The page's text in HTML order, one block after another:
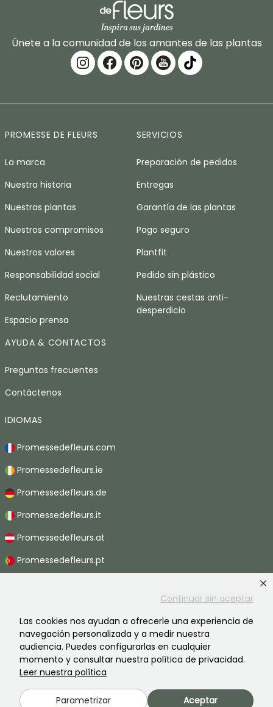
Continuar sin aceptar
Las cookies nos ayudan a ofrecerle una experiencia de
navegación personalizada y a medir nuestra
audiencia. Puedes configurarlas en cualquier
momento y consultar nuestra política de privacidad.
Leer nuestra política
Parametrizar Aceptar
Únete a la comunidad de los amantes de las plantas
PROMESSE DE FLEURS
La marca
Nuestra historia
Nuestras plantas
Nuestros compromisos
Nuestros valores
Responsabilidad social
Reclutamiento
Espacio prensa
SERVICIOS
Preparación de pedidos
Entregas
Garantía de las plantas
Pago seguro
Plantfit
Pedido sin plástico
Nuestras cestas anti-
desperdicio
AYUDA & CONTACTOS
Preguntas frecuentes
Contáctenos
IDIOMAS
Promessedefleurs.com
Promessedefleurs.ie
Promessedefleurs.de
Promessedefleurs.it
Promessedefleurs.at
Promessedefleurs.pt
Promessedefleurs.ch
Información legal
Términos y condiciones
Política de privacidad